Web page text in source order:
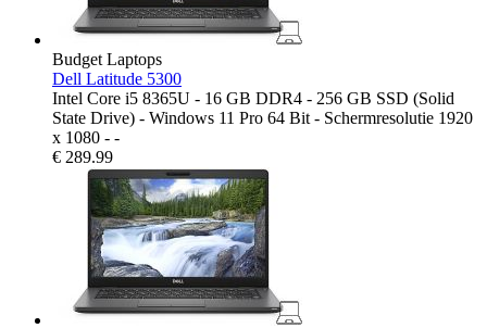
Budget Laptops
Dell Latitude 5300
Intel Core i5 8365U - 16 GB DDR4 - 256 GB SSD (Solid
State Drive) - Windows 11 Pro 64 Bit - Schermresolutie 1920
x 1080 - -
€ 289.99